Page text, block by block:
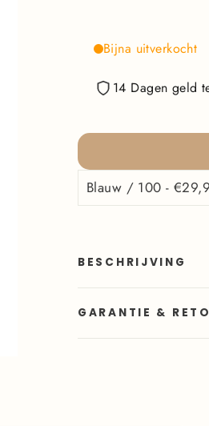
Bijna uitverkocht
14 Dagen geld
BESCHRIJVING
GARANTIE &